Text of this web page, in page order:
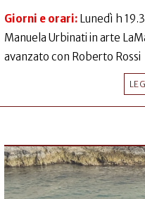
Giorni e orari: Lunedì h
Manuela Urbinati in arte
avanzato con Roberto Rossi